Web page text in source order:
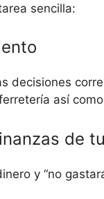
sencilla:
decisiones
así
de
y “no